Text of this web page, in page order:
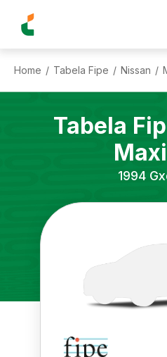
Home / Tabela Fipe / Nissan /
Tabela
1994